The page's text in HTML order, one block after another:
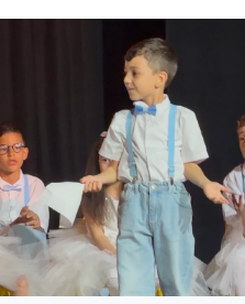
MAGAZİN
ESKİŞEHİRSPOR